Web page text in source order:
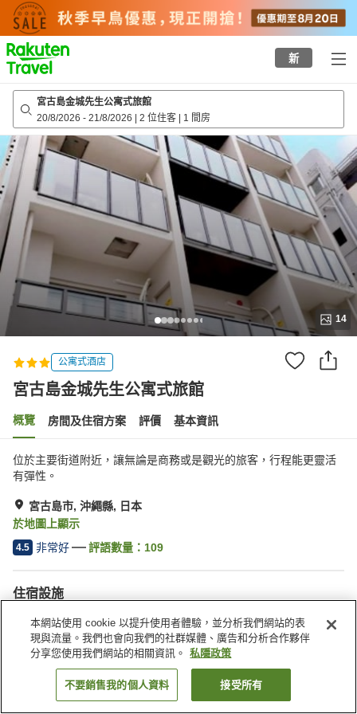
to
top
page
新
宮古島金城先生公寓式旅館
20/8/2026 - 21/8/2026 | 2 位住客 | 1 間房
14
公寓式酒店
宮古島金城先生公寓式旅館
概覽 房間及住宿方案 評價 基本資訊
位於主要街道附近，讓無論是商務或是觀光的旅客，行程能更靈活
有彈性。
宮古島市, 沖繩縣, 日本
於地圖上顯示
4.5 非常好 評語數量： 109
住宿設施
停車場
主頁 日本 沖繩縣 宮古島市 宮古島金城先生公寓式旅館
找客房
本網站使用 cookie 以提升使用者體驗，並分析我們網站的表
現與流量。我們也會向我們的社群媒體、廣告和分析合作夥伴
分享您使用我們網站的相關資訊。
私隱政策
不要銷售我的個人資料 接受所有